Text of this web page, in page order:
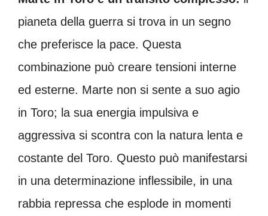
pianeta della guerra si trova in un segno
che preferisce la pace. Questa
combinazione può creare tensioni interne
ed esterne. Marte non si sente a suo agio
in Toro; la sua energia impulsiva e
aggressiva si scontra con la natura lenta e
costante del Toro. Questo può manifestarsi
in una determinazione inflessibile, in una
rabbia repressa che esplode in momenti